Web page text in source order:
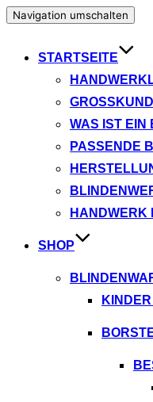
Navigation umschalten
STARTSEITE
WAS IST EIN
PASSENDE
HANDWERK
SHOP